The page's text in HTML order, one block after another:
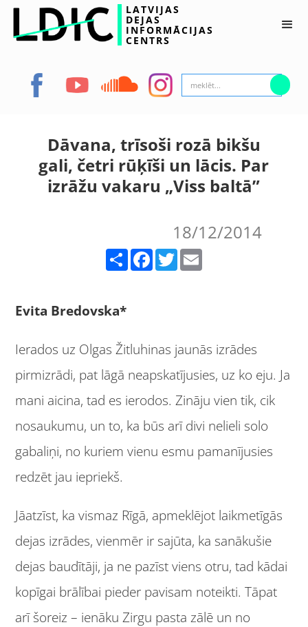
LATVIJAS
DEJAS
INFORMĀCIJAS
CENTRS
Dāvana, trīsoši rozā bikšu
gali, četri rūķīši un lācis. Par
izrāžu vakaru „Viss baltā”
18/12/2014
Facebook Twitter
Evita Bredovska*
Ierados uz Olgas Žitluhinas jaunās izrādes
pirmizrādi, pat lāgā neapskatījusies, uz ko eju. Ja
mani aicina, tad es ierodos. Zināju vien tik, cik
nosaukumu, un to, ka būs arī divi nelieli solo
gabaliņi, no kuriem vienu esmu pamanījusies
redzēt jau iepriekš.
Jāatzīst, ka vismaz Rīgā, apmeklējot laikmetīgās
dejas izrādes, vienmēr ir sajūta, ka sanākušie
dejas baudītāji, ja ne pazīst viens otru, tad kādai
kopīgai brālībai pieder pavisam noteikti. Tāpat
arī šoreiz – ienāku Zirgu pasta zālē un no